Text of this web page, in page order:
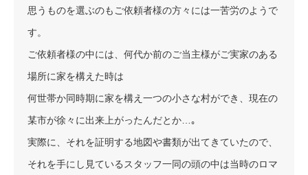
思うものを選ぶのもご依頼者様の方々には一苦労のようで
す。
ご依頼者様の中には、何代か前のご当主様がご実家のある
場所に家を構えた時は
何世帯か同時期に家を構え一つの小さな村ができ、現在の
某市が徐々に出来上がったんだとか…｡
実際に、それを証明する地図や書類が出てきていたので、
それを手にし見ているスタッフ一同の頭の中は当時のロマ